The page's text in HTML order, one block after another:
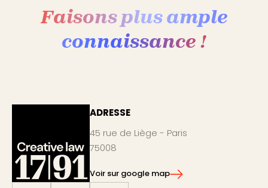
Faisons plus ample
connaissance !
ADRESSE
45 rue de Liège - Paris
75008
Voir sur google map